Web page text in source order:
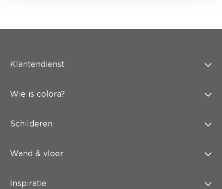
Klantendienst
Wie is colora?
Schilderen
Wand & vloer
Inspiratie